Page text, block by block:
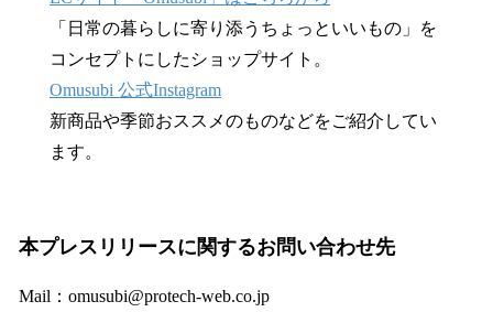
「日常の暮らしに寄り添うちょっといいもの」を
コンセプトにしたショップサイト。
Omusubi 公式Instagram
新商品や季節おススメのものなどをご紹介してい
ます。
本プレスリリースに関するお問い合わせ先
Mail：omusubi@protech-web.co.jp